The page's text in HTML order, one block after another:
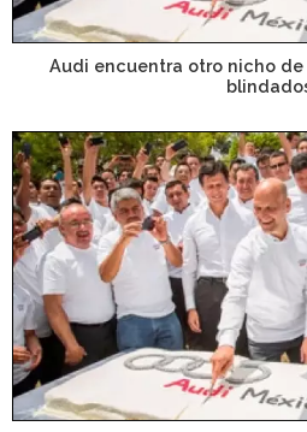
Audi encuentra otro nicho